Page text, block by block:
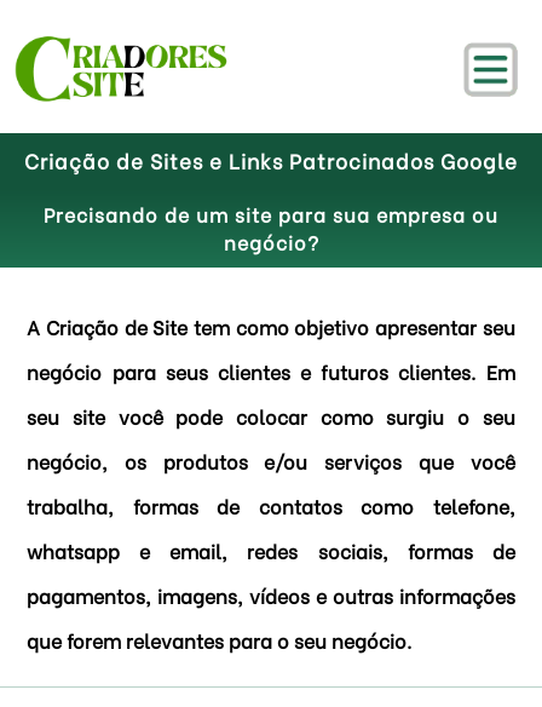
Criação de Sites e Links Patrocinados Google
Precisando de um site para sua empresa ou
negócio?
A Criação de Site tem como objetivo apresentar seu
negócio para seus clientes e futuros clientes. Em
seu site você pode colocar como surgiu o seu
negócio, os produtos e/ou serviços que você
trabalha, formas de contatos como telefone,
whatsapp e email, redes sociais, formas de
pagamentos, imagens, vídeos e outras informações
que forem relevantes para o seu negócio.